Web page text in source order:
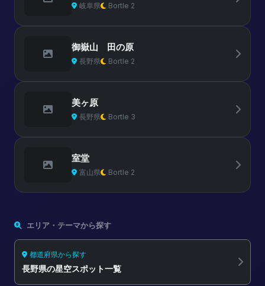
岐阜県 Bortle 2
御嶽山 田の原
長野県 Bortle 2
美ヶ原
長野県 Bortle 3
室堂
富山県 Bortle 2
エリア・テーマから探す
都道府県から探す
長野県の星空スポット一覧